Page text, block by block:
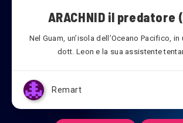
ARACHNID il predatore
Nel Guam, un’isola dell’Oceano Pacifico,
dott. Leon e la sua assistente
Remart